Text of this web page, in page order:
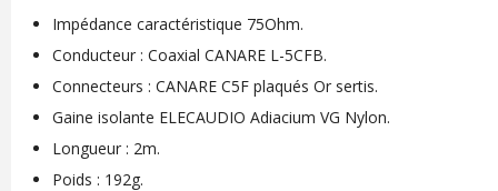
Impédance caractéristique 75Ohm.
Conducteur : Coaxial CANARE L-5CFB.
Connecteurs : CANARE C5F plaqués Or sertis.
Gaine isolante ELECAUDIO Adiacium VG Nylon.
Longueur : 2m.
Poids : 192g.